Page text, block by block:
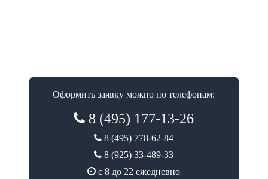
Оформить заявку можно по телефонам:
8 (495) 177-13-26
8 (495) 778-62-84
8 (925) 33-489-33
с 8 до 22 ежедневно